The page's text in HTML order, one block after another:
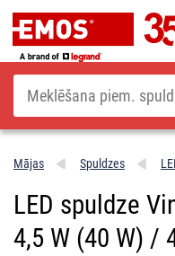
Meklēšana
Mājas Spuldzes
LED spuldze
4,5 W (40 W) /